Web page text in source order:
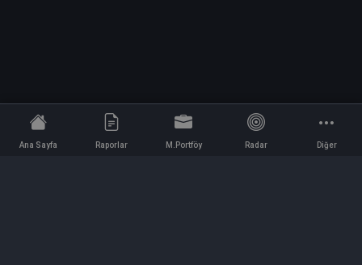
Ana Sayfa Raporlar M.Portföy Radar Diğer